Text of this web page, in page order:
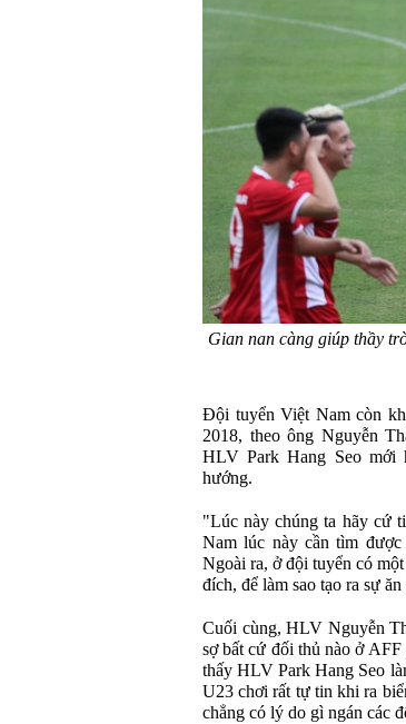
Gian nan càng giúp thầy
Đội tuyển Việt Nam còn
2018, theo ông Nguyễn
HLV Park Hang Seo mới
hướng.
"Lúc này chúng ta hãy cứ
Nam lúc này cần tìm
Ngoài ra, ở đội tuyển có
đích, để làm sao tạo ra sự
Cuối cùng, HLV Nguyễn
sợ bất cứ đối thủ nào ở
thấy HLV Park Hang Seo
U23 chơi rất tự tin khi ra
chẳng có lý do gì ngán các